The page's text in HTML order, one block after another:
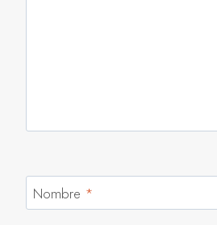
Nombre *